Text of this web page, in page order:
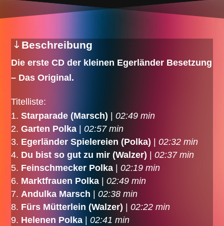
Beschreibung
Die erste CD der kleinen Egerländer Besetzung
– Das Original.
Titelliste:
Starparade (Marsch) |02:49 min
Garten Polka |02:57 min
Egerländer Spielereien (Polka) |02:32 min
Du bist so gut zu mir (Walzer) |02:37 min
Feinschmecker Polka |02:19 min
Marktfrauen Polka |02:49 min
Andulka Marsch
|02:38 min
Fürs Mütterlein (Walzer) |02:22 min
Helenen Polka |02:41 min